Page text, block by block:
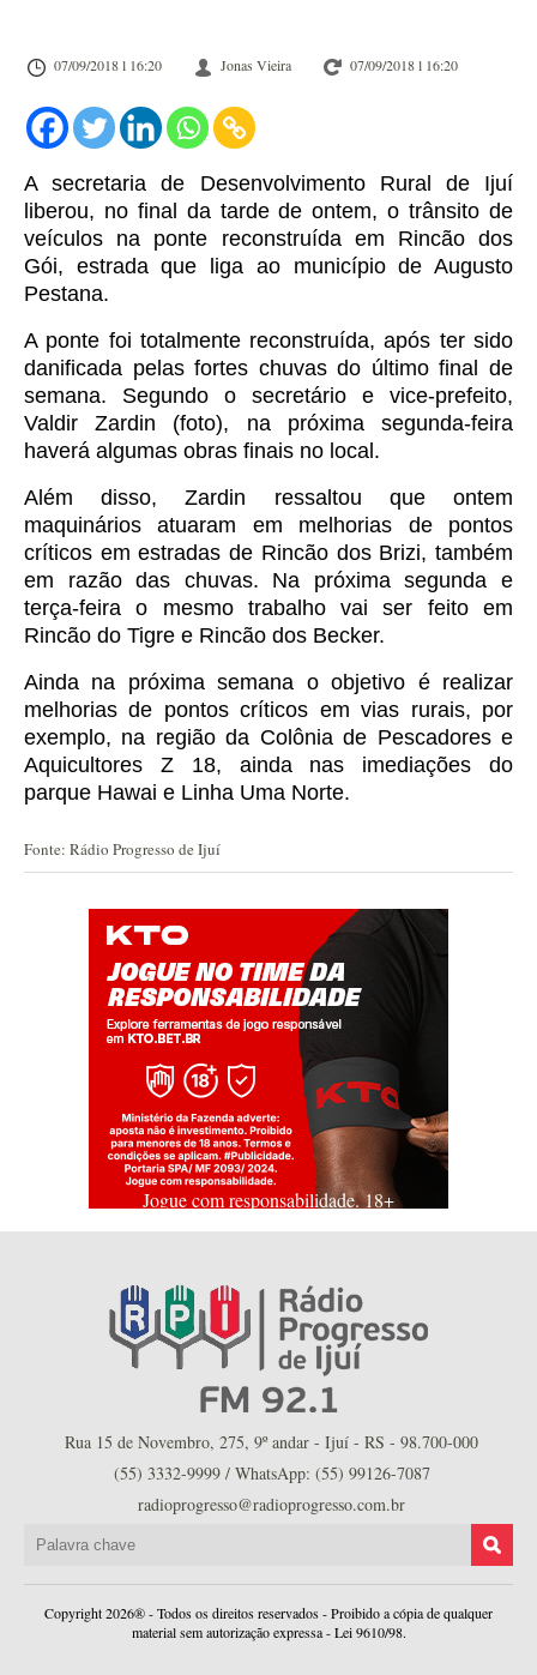
07/09/2018 l 16:20 Jonas Vieira 07/09/2018 l 16:20
A secretaria de Desenvolvimento Rural de Ijuí
liberou, no final da tarde de ontem, o trânsito de
veículos na ponte reconstruída em Rincão dos
Gói, estrada que liga ao município de Augusto
Pestana.
A ponte foi totalmente reconstruída, após ter sido
danificada pelas fortes chuvas do último final de
semana. Segundo o secretário e vice-prefeito,
Valdir Zardin (foto), na próxima segunda-feira
haverá algumas obras finais no local.
Além disso, Zardin ressaltou que ontem
maquinários atuaram em melhorias de pontos
críticos em estradas de Rincão dos Brizi, também
em razão das chuvas. Na próxima segunda e
terça-feira o mesmo trabalho vai ser feito em
Rincão do Tigre e Rincão dos Becker.
Ainda na próxima semana o objetivo é realizar
melhorias de pontos críticos em vias rurais, por
exemplo, na região da Colônia de Pescadores e
Aquicultores Z 18, ainda nas imediações do
parque Hawai e Linha Uma Norte.
Fonte: Rádio Progresso de Ijuí
Jogue com responsabilidade. 18+
Rua 15 de Novembro, 275, 9º andar - Ijuí - RS - 98.700-000
(55) 3332-9999 / WhatsApp: (55) 99126-7087
radioprogresso@radioprogresso.com.br
Copyright 2026® - Todos os direitos reservados - Proibido a cópia de qualquer
material sem autorização expressa - Lei 9610/98.